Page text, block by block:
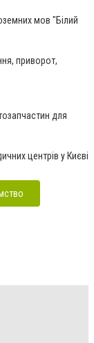
мов "Білий
приворот,
для
центрів у Києві